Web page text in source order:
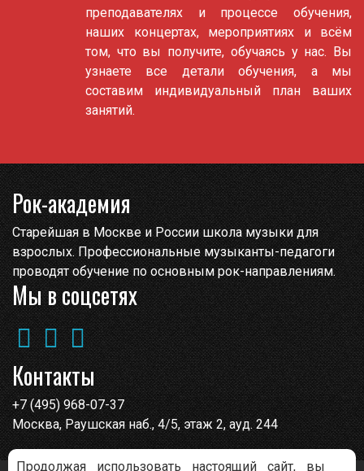
преподавателях и процессе обучения,
наших концертах, мероприятиях и всём
том, что вы получите, обучаясь у нас. Вы
узнаете все детали обучения, а мы
составим индивидуальный план ваших
занятий.
Рок-академия
Старейшая в Москве и России школа музыки для
взрослых. Профессиональные музыканты-педагоги
проводят обучение по основным рок-направлениям.
Мы в соцсетях
Контакты
+7 (495) 968-07-37
Москва, Раушская наб., 4/5, этаж 2, ауд. 244
Продолжая использовать настоящий сайт, вы